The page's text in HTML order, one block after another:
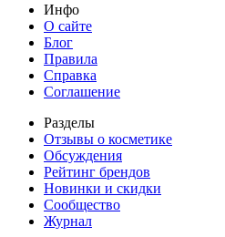
Инфо
О сайте
Блог
Правила
Справка
Соглашение
Разделы
Отзывы о косметике
Обсуждения
Рейтинг брендов
Новинки и скидки
Сообщество
Журнал